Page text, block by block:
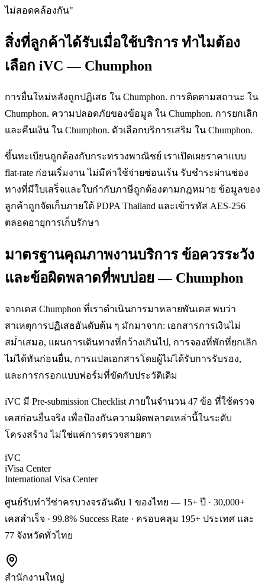
ไม่สอดคล้องกัน"
สิ่งที่ลูกค้าได้รับเมื่อใช้บริการ ทำไมต้อง
เลือก iVC — Chumphon
การยื่นใหม่หลังถูกปฏิเสธ ใน Chumphon. การติดตามสถานะ ใน
Chumphon. ความปลอดภัยของข้อมูล ใน Chumphon. การยกเลิก
และคืนเงิน ใน Chumphon. ตัวเลือกบริการเสริม ใน Chumphon.
ขึ้นทะเบียนถูกต้องกับกระทรวงพาณิชย์ เราเปิดเผยราคาแบบ
flat-rate ก่อนเริ่มงาน ไม่มีค่าใช้จ่ายซ่อนเร้น รับชำระผ่านช่อง
ทางที่มีใบเสร็จและใบกำกับภาษีถูกต้องตามกฎหมาย ข้อมูลของ
ลูกค้าถูกจัดเก็บภายใต้ PDPA Thailand และเข้ารหัส AES-256
ตลอดอายุการเก็บรักษา
มาตรฐานคุณภาพงานบริการ ข้อควรระวัง
และข้อผิดพลาดที่พบบ่อย — Chumphon
จากเคส Chumphon ที่เราดำเนินการมาหลายพันเคส พบว่า
สาเหตุการปฏิเสธอันดับต้น ๆ มักมาจาก: เอกสารการเงินไม่
สม่ำเสมอ, แผนการเดินทางที่กว้างเกินไป, การจองที่พักที่ยกเลิก
ไม่ได้ทันก่อนยื่น, การแปลเอกสารโดยผู้ไม่ได้รับการรับรอง,
และการกรอกแบบฟอร์มที่ขัดกับประวัติเดิม
iVC มี Pre-submission Checklist ภายในจำนวน 47 ข้อ ที่ใช้ตรวจ
เคสก่อนยื่นจริง เพื่อป้องกันความผิดพลาดเหล่านี้ในระดับ
โครงสร้าง ไม่ใช่แค่การตรวจสายตา
iVC
iVisa Center
International Visa Center
ศูนย์รับทำวีซ่าครบวงจรอันดับ 1 ของไทย — 15+ ปี · 30,000+
เคสสำเร็จ · 99.8% Success Rate · ครอบคลุม 195+ ประเทศ และ
77 จังหวัดทั่วไทย
สำนักงานใหญ่